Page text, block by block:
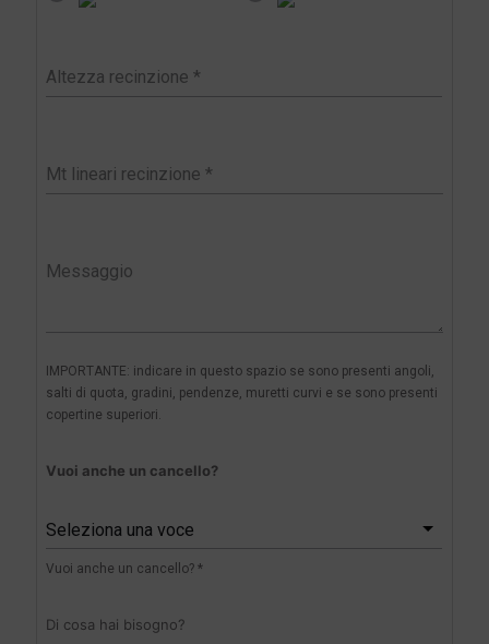
IMPORTANTE: indicare in questo spazio se sono presenti angoli,
salti di quota, gradini, pendenze, muretti curvi e se sono presenti
copertine superiori.
Vuoi anche un cancello?
Seleziona una voce
Vuoi anche un cancello? *
Di cosa hai bisogno?